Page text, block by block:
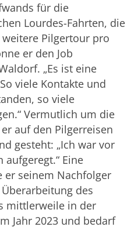
für die
Lourdes-Fahrten, die
Pilgertour pro
er den Job
„Es ist eine
viele Kontakte und
so viele
Vermutlich um die
auf den Pilgerreisen
gesteht: „Ich war vor
aufgeregt.“ Eine
er seinem Nachfolger
des
mittlerweile in der
Jahr 2023 und bedarf